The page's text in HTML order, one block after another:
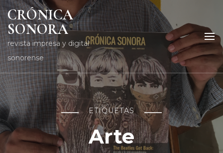
CRÓNICA
SONORA
revista impresa y digital
sonorense
ETIQUETAS
Arte